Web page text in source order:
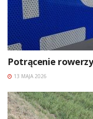
Potrącenie
13 MAJA 2026